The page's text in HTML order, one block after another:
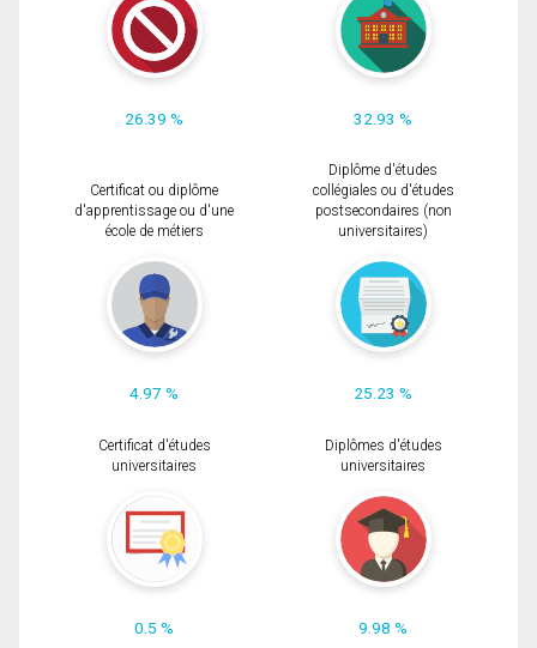
26.39 % 32.93 %
Certificat ou diplôme
d'apprentissage ou d'une
école de métiers
4.97 %
Diplôme d'études
collégiales ou d'études
postsecondaires (non
universitaires)
25.23 %
Certificat d'études
universitaires
0.5 %
Diplômes d'études
universitaires
9.98 %